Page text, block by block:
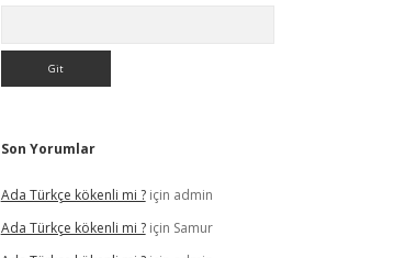
Son Yorumlar
Ada Türkçe kökenli mi ?için admin
Ada Türkçe kökenli mi ?için Samur